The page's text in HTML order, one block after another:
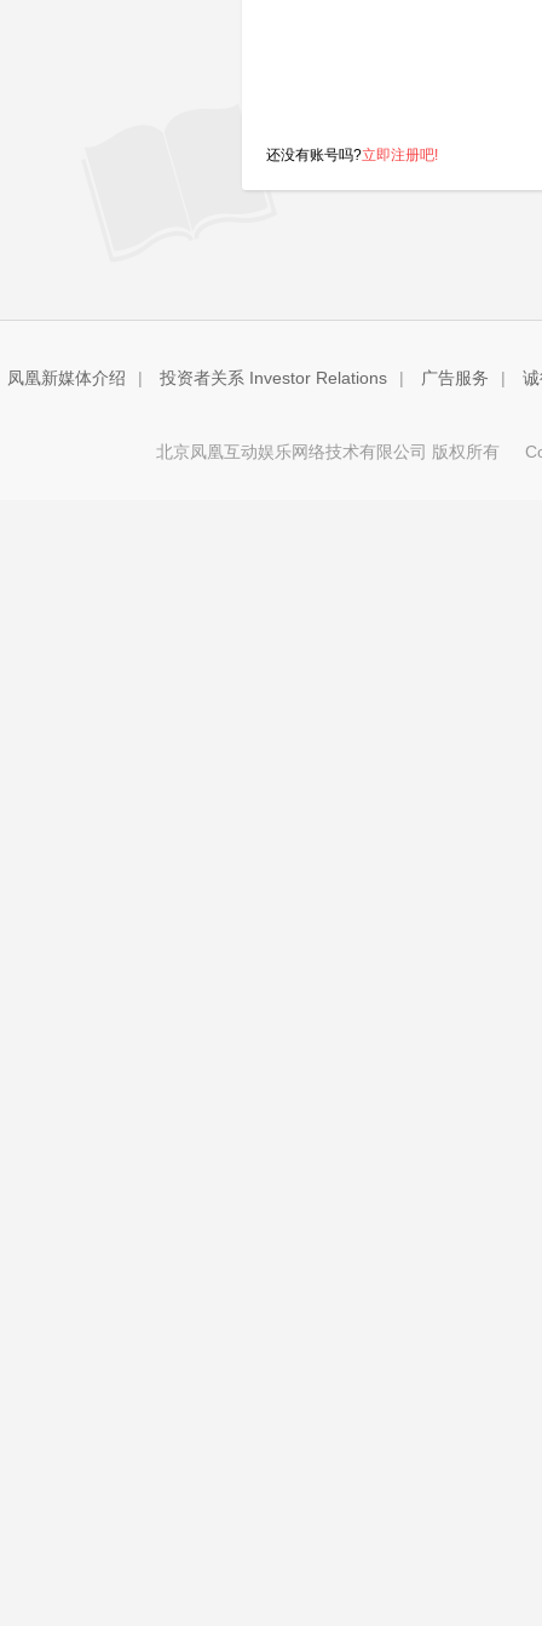
还没有账号吗?立即注册吧!
凤凰新媒体介绍 | 投资者关系 Investor Relations | 广告服务 |
北京凤凰互动娱乐网络技术有限公司 版权所有